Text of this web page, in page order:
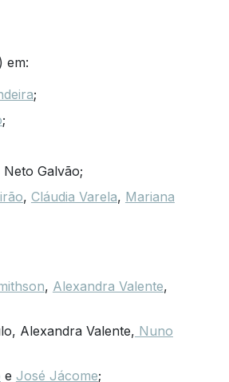
em:
;
;
Galvão;
, Cláudia Varela, Mariana
, Alexandra Valente,
Alexandra Valente, Nuno
e José Jácome;